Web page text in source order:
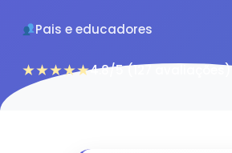
Pais e educadores
★★★★★4.8/5 (127 avaliações)